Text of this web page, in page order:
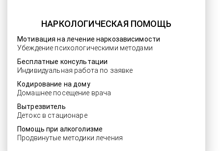
НАРКОЛОГИЧЕСКАЯ ПОМОЩЬ
Мотивация на лечение наркозависимости
Убеждение психологическими методами
Бесплатные консультации
Индивидуальная работа по заявке
Кодирование на дому
Домашнее посещение врача
Вытрезвитель
Детокс в стационаре
Помощь при алкоголизме
Продвинутые методики лечения